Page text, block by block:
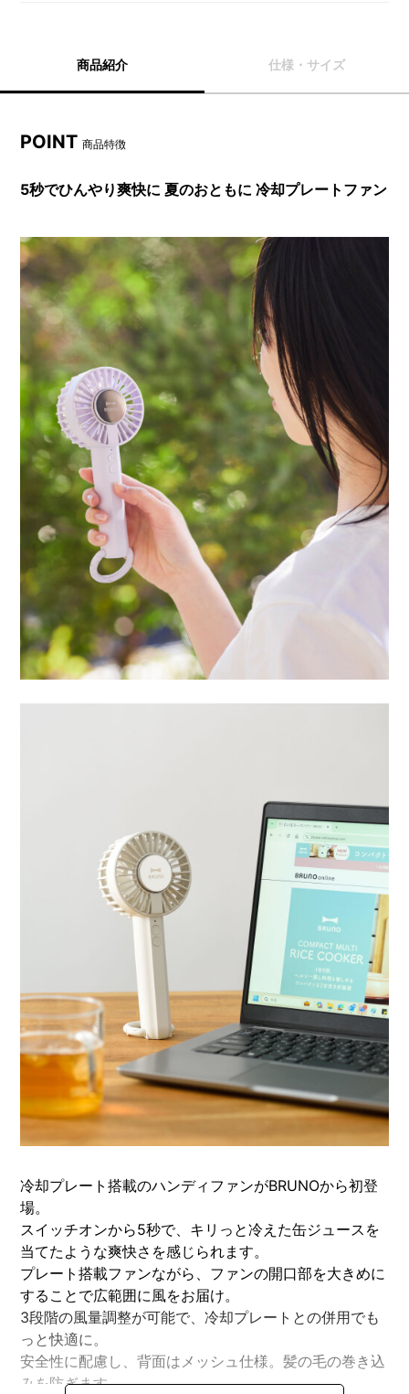
商品紹介 仕様・サイズ
POINT商品特徴
5秒でひんやり爽快に 夏のおともに 冷却プレートファン
冷却プレート搭載のハンディファンがBRUNOから初登
場。
スイッチオンから5秒で、キリっと冷えた缶ジュースを
当てたような爽快さを感じられます。
プレート搭載ファンながら、ファンの開口部を大きめに
することで広範囲に風をお届け。
3段階の風量調整が可能で、冷却プレートとの併用でも
っと快適に。
安全性に配慮し、背面はメッシュ仕様。髪の毛の巻き込
みを防ぎます。